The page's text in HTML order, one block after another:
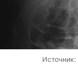
Источник: